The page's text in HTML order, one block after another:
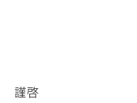
謹啓